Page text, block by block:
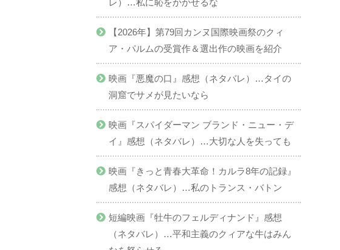
レ）…私に恥をかかせるな
【2026年】第79回カンヌ国際映画祭のクィ
ア・パルムの受賞作＆選出作の映画を紹介
映画『悪魔の口』感想（ネタバレ）…タイの
洞窟でサメが見たいなら
映画『スパイダーマン ブランド・ニュー・デ
イ』感想（ネタバレ）…大切な人を失っても
映画『きっと青春大革命！カルラ8年の記録』
感想（ネタバレ）…私のトランス・バトン
短編映画『牡牛のフェルディナンド』感想
（ネタバレ）…平和主義のクィアな牛はみん